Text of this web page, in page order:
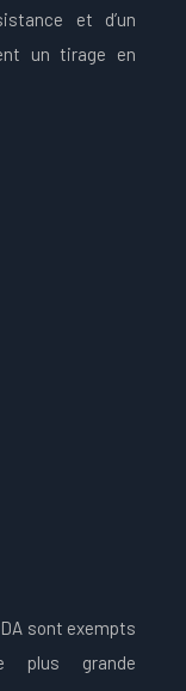
et d’un
un tirage en
sont exempts
plus grande